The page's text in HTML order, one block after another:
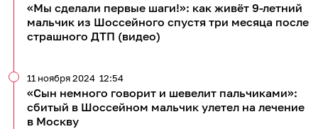
«Мы сделали первые шаги!»: как живёт 9-летний
мальчик из Шоссейного спустя три месяца после
страшного ДТП (видео)
«Сын немного говорит и шевелит пальчиками»:
сбитый в Шоссейном мальчик улетел на лечение
в Москву
11 ноября 2024 12:54